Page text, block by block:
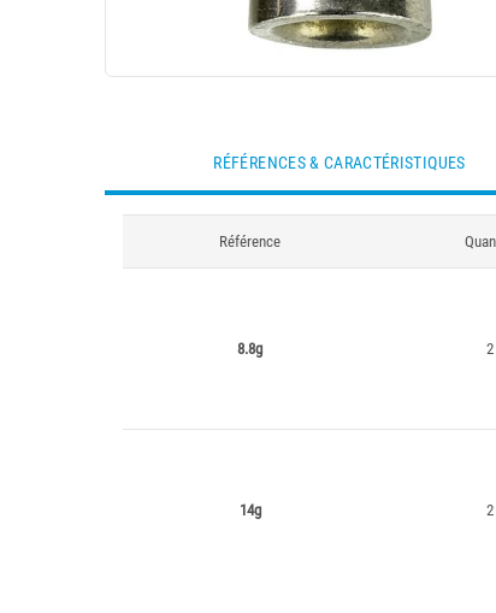
RÉFÉRENCES & CARACTÉRISTIQUES
Référence
8.8g 2
14g 2